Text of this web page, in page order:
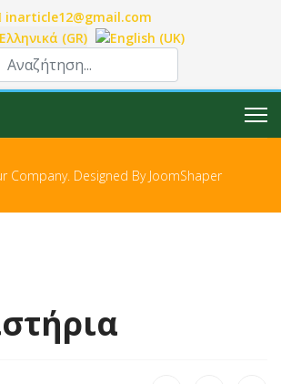
inarticle12@gmail.com
τη γλώσσα σας
Company. Designed By JoomShaper